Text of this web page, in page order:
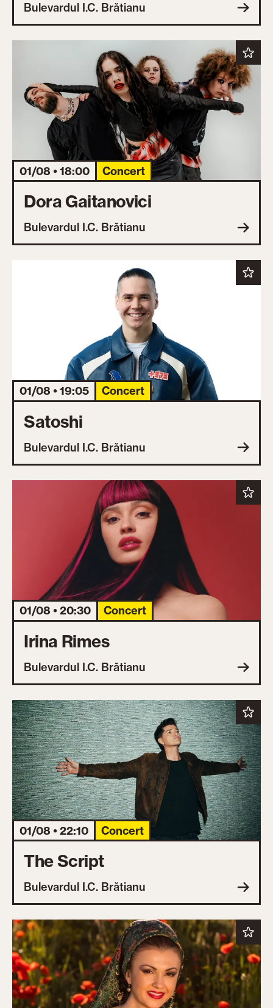
Bulevardul I.C. Brătianu
01/08 • 18:00 Concert
Dora Gaitanovici
Bulevardul I.C. Brătianu
01/08 • 19:05 Concert
Satoshi
Bulevardul I.C. Brătianu
01/08 • 20:30 Concert
Irina Rimes
Bulevardul I.C. Brătianu
01/08 • 22:10 Concert
The Script
Bulevardul I.C. Brătianu